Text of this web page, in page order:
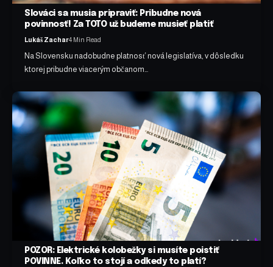
Slováci sa musia pripraviť: Pribudne nová
povinnosť! Za TOTO už budeme musieť platiť
Lukáš Zachar4 Min Read
Na Slovensku nadobudne platnosť nová legislatíva, v dôsledku
ktorej pribudne viacerým občanom…
POZOR: Elektrické kolobežky si musíte poistiť
POVINNE. Koľko to stojí a odkedy to platí?